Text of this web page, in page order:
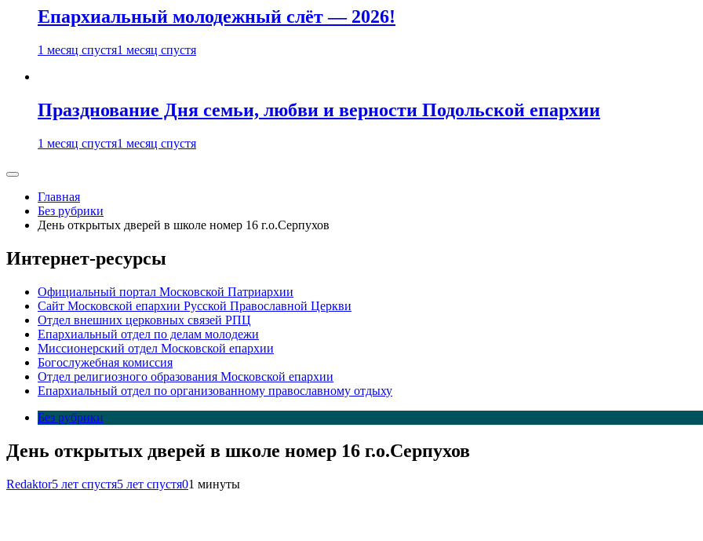
Епархиальный молодежный слёт — 2026!
1 месяц спустя1 месяц спустя
Празднование Дня семьи, любви и верности Подольской епархии
1 месяц спустя1 месяц спустя
Главная
Без рубрики
День открытых дверей в школе номер 16 г.о.Серпухов
Интернет-ресурсы
Официальный портал Московской Патриархии
Сайт Московской епархии Русской Православной Церкви
Отдел внешних церковных связей РПЦ
Епархиальный отдел по делам молодежи
Миссионерский отдел Московской епархии
Богослужебная комиссия
Отдел религиозного образования Московской епархии
Епархиальный отдел по организованному православному отдыху
Без рубрики
День открытых дверей в школе номер 16 г.о.Серпухов
Redaktor5 лет спустя5 лет спустя01 минуты